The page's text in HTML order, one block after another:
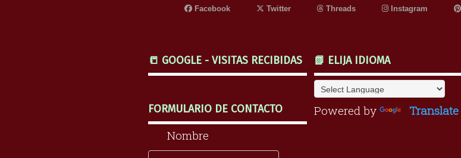
Facebook Twitter Threads Instagram
📒 GOOGLE - VISITAS RECIBIDAS
FORMULARIO DE CONTACTO
Nombre
📗 ELIJA IDIOMA
Powered by Translate